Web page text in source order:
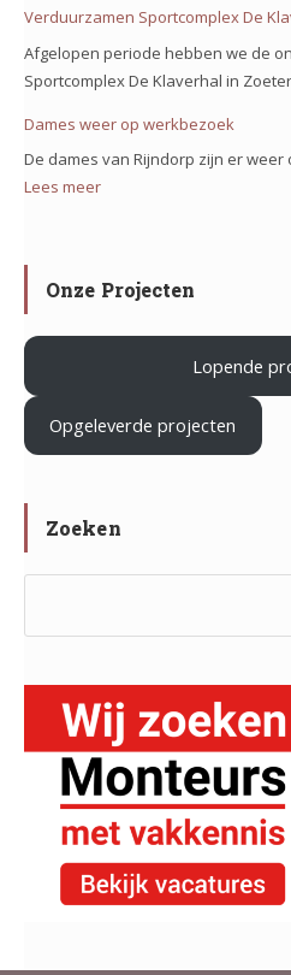
.
Verduurzamen Sportcomplex De
Afgelopen periode hebben we de
Sportcomplex De Klaverhal in
Dames weer op werkbezoek
De dames van Rijndorp zijn er
Lees meer:
op
werkbezoek
Onze Projecten
Lopende
Opgeleverde projecten
Zoeken